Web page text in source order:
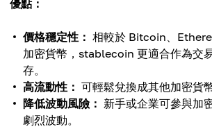
優點：
價格穩定性： 相較於 Bitcoin、
加密貨幣，stablecoin 更適合作為交
存。
高流動性： 可輕鬆兌換成其他加密貨
降低波動風險： 新手或企業可參與加
劇烈波動。